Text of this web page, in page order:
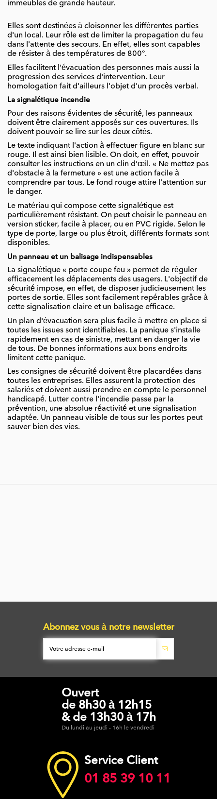
immeubles de grande hauteur.
Elles sont destinées à cloisonner les différentes parties
d'un local. Leur rôle est de limiter la propagation du feu
dans l'attente des secours. En effet, elles sont capables
de résister à des températures de 800°.
Elles facilitent l'évacuation des personnes mais aussi la
progression des services d'intervention. Leur
homologation fait d'ailleurs l'objet d'un procès verbal.
La signalétique incendie
Pour des raisons évidentes de sécurité, les panneaux
doivent être clairement apposés sur ces ouvertures. Ils
doivent pouvoir se lire sur les deux côtés.
Le texte indiquant l'action à effectuer figure en blanc sur
rouge. Il est ainsi bien lisible. On doit, en effet, pouvoir
consulter les instructions en un clin d’œil. « Ne mettez pas
d'obstacle à la fermeture » est une action facile à
comprendre par tous. Le fond rouge attire l'attention sur
le danger.
Le matériau qui compose cette signalétique est
particulièrement résistant. On peut choisir le panneau en
version sticker, facile à placer, ou en PVC rigide. Selon le
type de porte, large ou plus étroit, différents formats sont
disponibles.
Un panneau et un balisage indispensables
La signalétique « porte coupe feu » permet de réguler
efficacement les déplacements des usagers. L'objectif de
sécurité impose, en effet, de disposer judicieusement les
portes de sortie. Elles sont facilement repérables grâce à
cette signalisation claire et un balisage efficace.
Un plan d'évacuation sera plus facile à mettre en place si
toutes les issues sont identifiables. La panique s'installe
rapidement en cas de sinistre, mettant en danger la vie
de tous. De bonnes informations aux bons endroits
limitent cette panique.
Les consignes de sécurité doivent être placardées dans
toutes les entreprises. Elles assurent la protection des
salariés et doivent aussi prendre en compte le personnel
handicapé. Lutter contre l'incendie passe par la
prévention, une absolue réactivité et une signalisation
adaptée. Un panneau visible de tous sur les portes peut
sauver bien des vies.
Abonnez vous à notre newsletter
Ouvert
de 8h30 à 12h15
& de 13h30 à 17h
Du lundi au jeudi - 16h le vendredi
Service Client
01 85 39 10 11